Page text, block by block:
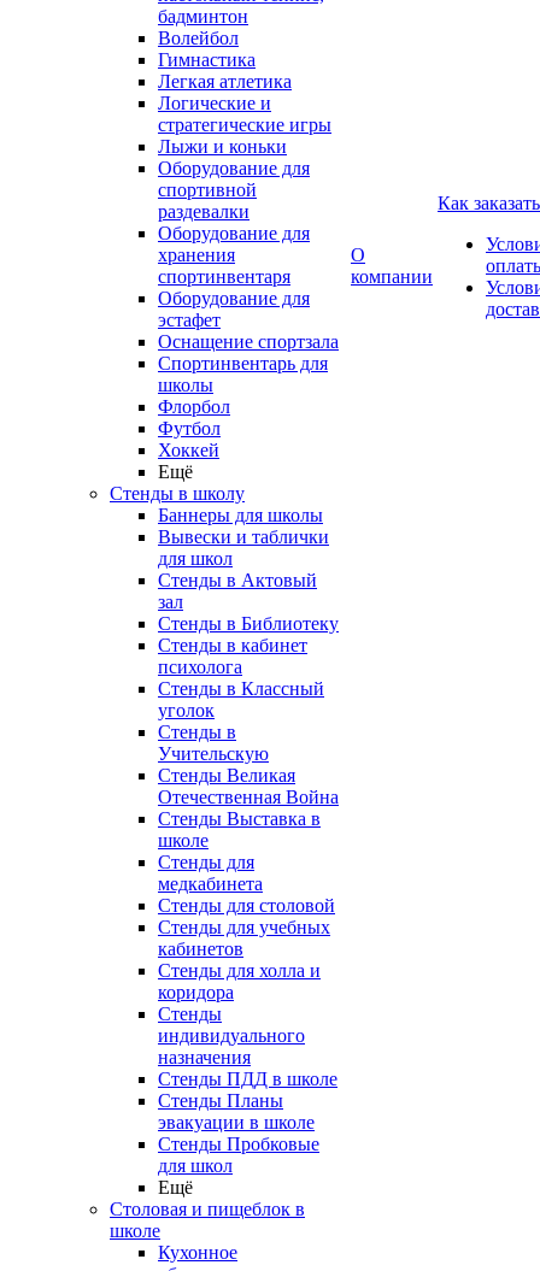
бадминтон
Волейбол
Гимнастика
Легкая атлетика
Логические и
стратегические игры
Лыжи и коньки
Оборудование для
спортивной
раздевалки
Оборудование для
хранения
спортинвентаря
Оборудование для
эстафет
Оснащение спортзала
Спортинвентарь для
школы
Флорбол
Футбол
Хоккей
Ещё
Стенды в школу
Баннеры для школы
Вывески и таблички
для школ
Стенды в Актовый
зал
Стенды в Библиотеку
Стенды в кабинет
психолога
Стенды в Классный
уголок
Стенды в
Учительскую
Стенды Великая
Отечественная Война
Стенды Выставка в
школе
Стенды для
медкабинета
Стенды для столовой
Стенды для учебных
кабинетов
Стенды для холла и
коридора
Стенды
индивидуального
назначения
Стенды ПДД в школе
Стенды Планы
эвакуации в школе
Стенды Пробковые
для школ
Ещё
Столовая и пищеблок в
школе
Кухонное
О
компании
Как